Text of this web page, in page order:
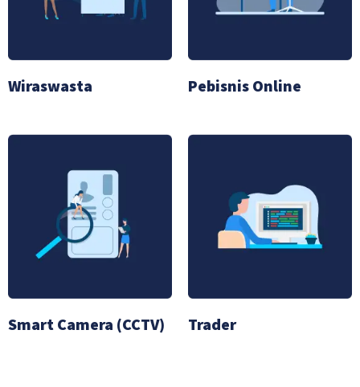
Wiraswasta Pebisnis Online
Smart Camera (CCTV) Trader